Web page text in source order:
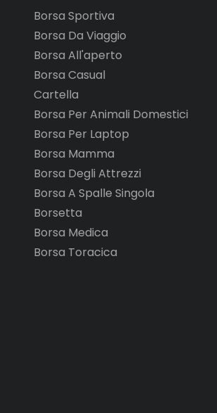
Borsa Sportiva
Borsa Da Viaggio
Borsa All'aperto
Borsa Casual
Cartella
Borsa Per Animali Domestici
Borsa Per Laptop
Borsa Mamma
Borsa Degli Attrezzi
Borsa A Spalle Singola
Borsetta
Borsa Medica
Borsa Toracica